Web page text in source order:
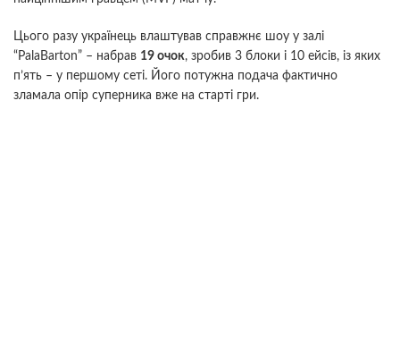
Цього разу українець влаштував справжнє шоу у залі
“PalaBarton” – набрав 19 очок, зробив 3 блоки і 10 ейсів, із яких
п’ять – у першому сеті. Його потужна подача фактично
зламала опір суперника вже на старті гри.